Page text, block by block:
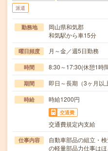
派遣
勤務地
岡山県和気郡
和気駅から車15分
曜日頻度 月～金／週5日勤務
時間 8:30～17:30(休憩1時
期間 即日～長期（3ヶ月以
時給 時給1200円
交通費
交通費規定内支給
仕事内容
自動車部品の組立・
の軽量部品力仕事は